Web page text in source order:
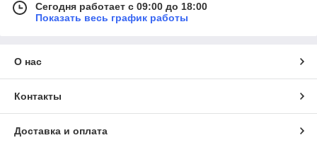
Сегодня работает с 09:00 до 18:00
Показать весь график работы
О нас
Контакты
Доставка и оплата